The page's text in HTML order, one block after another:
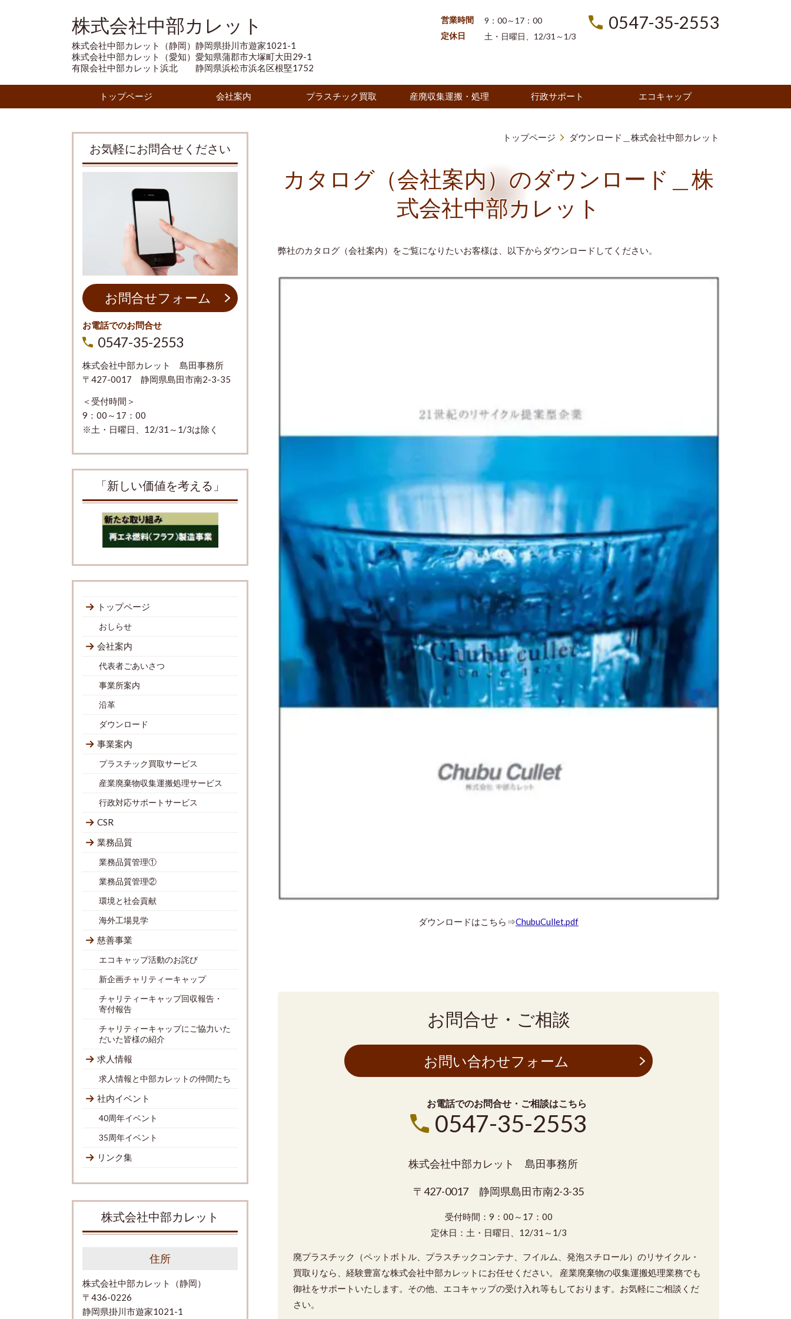
株式会社中部カレット
株式会社中部カレット（静岡）静岡県掛川市遊家1021-1
株式会社中部カレット（愛知）愛知県蒲郡市大塚町大田29-1
有限会社中部カレット浜北 静岡県浜松市浜名区根堅1752
営業時間
9：00～17：00
定休日
土・日曜日、12/31～1/3
0547-35-2553
トップページ 会社案内 プラスチック買取 産廃収集運搬・処理 行政サポート エコキャップ
トップページ ダウンロード＿株式会社中部カレット
カタログ（会社案内）のダウンロード＿株
式会社中部カレット
弊社のカタログ（会社案内）をご覧になりたいお客様は、以下からダウンロードしてください。
ダウンロードはこちら⇒ChubuCullet.pdf
お問合せ・ご相談
お問い合わせフォーム
お電話でのお問合せ・ご相談はこちら
0547-35-2553
株式会社中部カレット 島田事務所
〒427-0017 静岡県島田市南2-3-35
受付時間：9：00～17：00
定休日：土・日曜日、12/31～1/3
廃プラスチック（ペットボトル、プラスチックコンテナ、フイルム、発泡スチロール）のリサイクル・
買取りなら、経験豊富な株式会社中部カレットにお任せください。 産業廃棄物の収集運搬処理業務でも
御社をサポートいたします。その他、エコキャップの受け入れ等もしております。お気軽にご相談くだ
さい。
お気軽にお問合せください
お問合せフォーム
お電話でのお問合せ
0547-35-2553
株式会社中部カレット 島田事務所
〒427-0017 静岡県島田市南2-3-35
＜受付時間＞
9：00～17：00
※土・日曜日、12/31～1/3は除く
「新しい価値を考える」
トップページ
おしらせ
会社案内
代表者ごあいさつ
事業所案内
沿革
ダウンロード
事業案内
プラスチック買取サービス
産業廃棄物収集運搬処理サービス
行政対応サポートサービス
CSR
業務品質
業務品質管理①
業務品質管理②
環境と社会貢献
海外工場見学
慈善事業
エコキャップ活動のお詫び
新企画チャリティーキャップ
チャリティーキャップ回収報告・
寄付報告
チャリティーキャップにご協力いた
だいた皆様の紹介
求人情報
求人情報と中部カレットの仲間たち
社内イベント
40周年イベント
35周年イベント
リンク集
株式会社中部カレット
住所
株式会社中部カレット（静岡）
〒436-0226
静岡県掛川市遊家1021-1